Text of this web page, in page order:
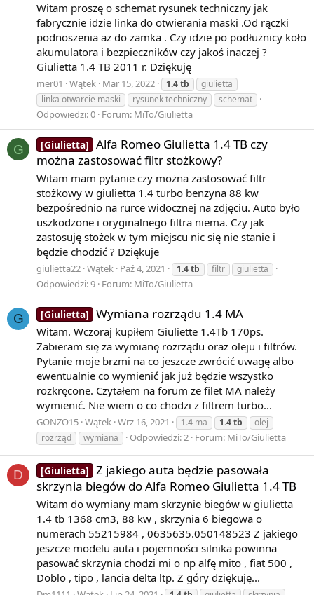
+
n
{\displaystyle 1-2^{n}+3^{n}-4^{n}+\ldots }
dla dowolnego
{\displaystyle n.}
Witam proszę o schemat rysunek techniczny jak
fabrycznie idzie linka do otwierania maski .Od rączki
podnoszenia aż do zamka . Czy idzie po podłużnicy koło
akumulatora i bezpieczników czy jakoś inaczej ?
Giulietta 1.4 TB 2011 r. Dziękuję
mer01 Wątek Mar 15, 2022 1.4tb
giulietta
linka otwarcie maski
rysunek techniczny schemat
Odpowiedzi: 0 Forum: MiTo/Giulietta
G [Giulietta] Alfa Romeo Giulietta 1.4 TB czy
można zastosować filtr stożkowy?
Witam mam pytanie czy można zastosować filtr
stożkowy w giulietta 1.4 turbo benzyna 88 kw
bezpośrednio na rurce widocznej na zdjęciu. Auto było
uszkodzone i oryginalnego filtra niema. Czy jak
zastosuję stożek w tym miejscu nic się nie stanie i
będzie chodzić ? Dziękuje
giulietta22 Wątek Paź 4, 2021 1.4tb filtr giulietta
Odpowiedzi: 9 Forum: MiTo/Giulietta
G [Giulietta] Wymiana rozrządu 1.4 MA
Witam. Wczoraj kupiłem Giuliette 1.4Tb 170ps.
Zabieram się za wymianę rozrządu oraz oleju i filtrów.
Pytanie moje brzmi na co jeszcze zwrócić uwagę albo
ewentualnie co wymienić jak już będzie wszystko
rozkręcone. Czytałem na forum ze filet MA należy
wymienić. Nie wiem o co chodzi z filtrem turbo...
GONZO15 Wątek Wrz 16, 2021 1.4 ma 1.4tb
olej
rozrząd
wymiana Odpowiedzi: 2 Forum: MiTo/Giulietta
D [Giulietta] Z jakiego auta będzie pasowała
skrzynia biegów do Alfa Romeo Giulietta 1.4 TB
Witam do wymiany mam skrzynie biegów w giulietta
1.4 tb 1368 cm3, 88 kw , skrzynia 6 biegowa o
numerach 55215984 , 0635635.050148523 Z jakiego
jeszcze modelu auta i pojemności silnika powinna
pasować skrzynia chodzi mi o np alfę mito , fiat 500 ,
Doblo , tipo , lancia delta ltp. Z góry dziękuję...